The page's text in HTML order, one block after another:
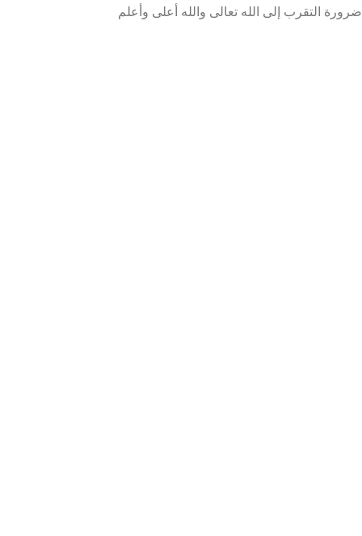
ضرورة التقرب إلى الله تعالى والله أعلى وأعلم